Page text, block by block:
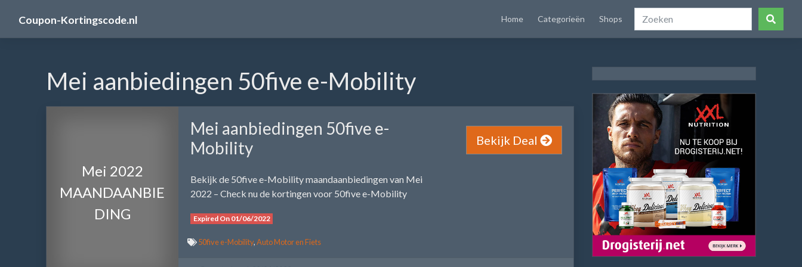
Coupon-Kortingscode.nl Home Categorieën Shops
Mei aanbiedingen 50five e-Mobility
Mei 2022
MAANDAANBIE
DING
Mei aanbiedingen 50five e-
Mobility
Bekijk de 50five e-Mobility maandaanbiedingen van Mei
2022 – Check nu de kortingen voor 50five e-Mobility
Expired On 01/06/2022
Bekijk Deal
50five e-Mobility,Auto Motor en Fiets